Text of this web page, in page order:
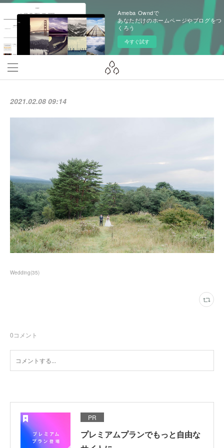
Ameba Owndで
あなただけのホームページやブログをつ
くろう
今すぐ試す
2021.02.08 09:14
Wedding(35)
0コメント
PR
プレミアムプランでもっと自由な